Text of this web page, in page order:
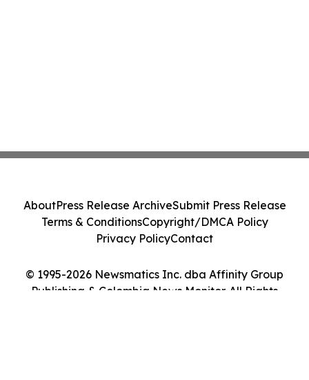
© 1995-2026 Newsmatics Inc. dba Affinity Group
Publishing & Colombia News Monitor. All Rights
AboutPress Release ArchiveSubmit Press Release
Terms & ConditionsCopyright/DMCA Policy
Privacy PolicyContact